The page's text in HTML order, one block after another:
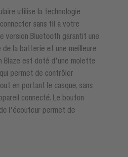
utilise la technologie
sans fil à votre
version Bluetooth garantit une
de la batterie et une meilleure
Blaze est doté d'une molette
permet de contrôler
en portant le casque, sans
connecté. Le bouton
l'écouteur permet de